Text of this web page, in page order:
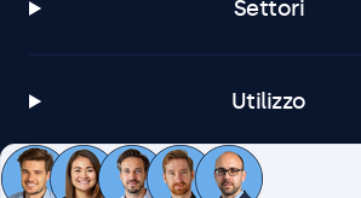
Settori
Utilizzo